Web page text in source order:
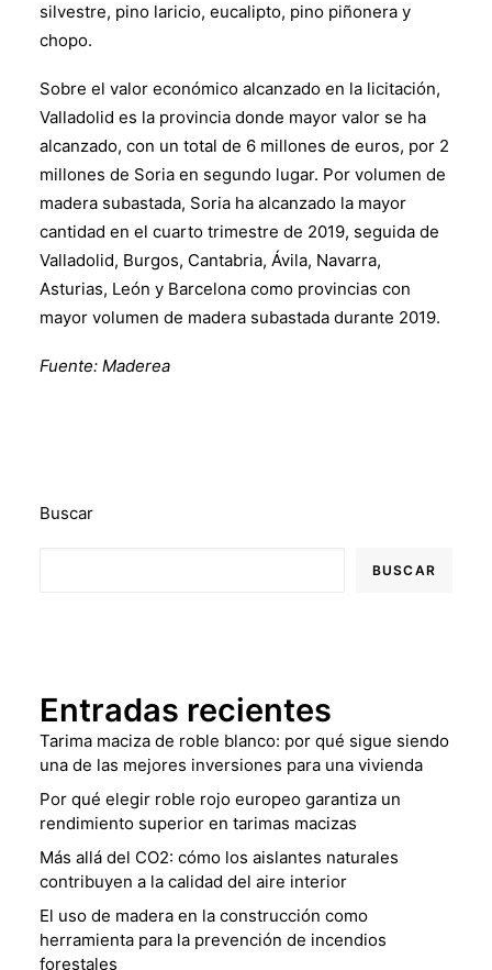
silvestre, pino laricio, eucalipto, pino piñonera y
chopo.
Sobre el valor económico alcanzado en la licitación,
Valladolid es la provincia donde mayor valor se ha
alcanzado, con un total de 6 millones de euros, por 2
millones de Soria en segundo lugar. Por volumen de
madera subastada, Soria ha alcanzado la mayor
cantidad en el cuarto trimestre de 2019, seguida de
Valladolid, Burgos, Cantabria, Ávila, Navarra,
Asturias, León y Barcelona como provincias con
mayor volumen de madera subastada durante 2019.
Fuente: Maderea
Buscar
BUSCAR
Entradas recientes
Tarima maciza de roble blanco: por qué sigue siendo
una de las mejores inversiones para una vivienda
Por qué elegir roble rojo europeo garantiza un
rendimiento superior en tarimas macizas
Más allá del CO2: cómo los aislantes naturales
contribuyen a la calidad del aire interior
El uso de madera en la construcción como
herramienta para la prevención de incendios
forestales